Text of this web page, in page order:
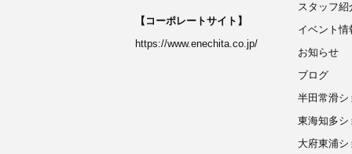
【コーポレートサイト】
https://www.enechita.co.jp/
スタッフ紹
イベント情
お知らせ
ブログ
半田常滑シ
東海知多シ
大府東浦シ